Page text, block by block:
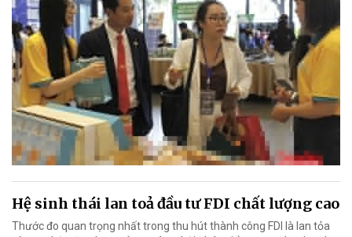
Hệ sinh thái lan toả đầu tư FDI chất lượng cao
Thước đo quan trọng nhất trong thu hút thành công FDI là lan tỏa